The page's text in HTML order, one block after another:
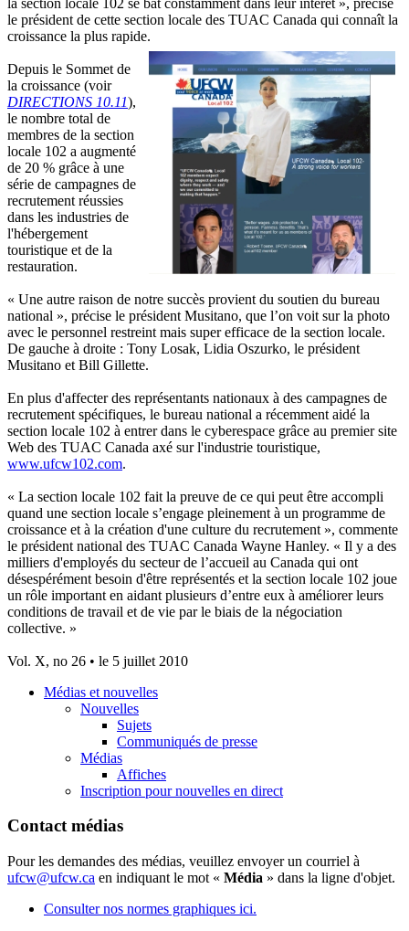
le président de cette section locale des TUAC Canada qui connaît la
croissance la plus rapide.
Depuis le Sommet de
la croissance (voir
DIRECTIONS 10.11),
le nombre total de
membres de la section
locale 102 a augmenté
de 20 % grâce à une
série de campagnes de
recrutement réussies
dans les industries de
l'hébergement
touristique et de la
restauration.
« Une autre raison de notre succès provient du soutien du bureau
national », précise le président Musitano, que l’on voit sur la photo
avec le personnel restreint mais super efficace de la section locale.
De gauche à droite : Tony Losak, Lidia Oszurko, le président
Musitano et Bill Gillette.
En plus d'affecter des représentants nationaux à des campagnes de
recrutement spécifiques, le bureau national a récemment aidé la
section locale 102 à entrer dans le cyberespace grâce au premier site
Web des TUAC Canada axé sur l'industrie touristique,
www.ufcw102.com.
« La section locale 102 fait la preuve de ce qui peut être accompli
quand une section locale s’engage pleinement à un programme de
croissance et à la création d'une culture du recrutement », commente
le président national des TUAC Canada Wayne Hanley. « Il y a des
milliers d'employés du secteur de l’accueil au Canada qui ont
désespérément besoin d'être représentés et la section locale 102 joue
un rôle important en aidant plusieurs d’entre eux à améliorer leurs
conditions de travail et de vie par le biais de la négociation
collective. »
Vol. X, no 26 • le 5 juillet 2010
Médias et nouvelles
Nouvelles
Sujets
Communiqués de presse
Médias
Affiches
Inscription pour nouvelles en direct
Contact médias
Pour les demandes des médias, veuillez envoyer un courriel à
ufcw@ufcw.ca en indiquant le mot « Média » dans la ligne d'objet.
Consulter nos normes graphiques ici.